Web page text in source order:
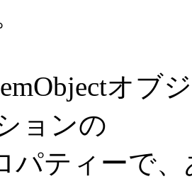
オブ
ョンの
パティーで